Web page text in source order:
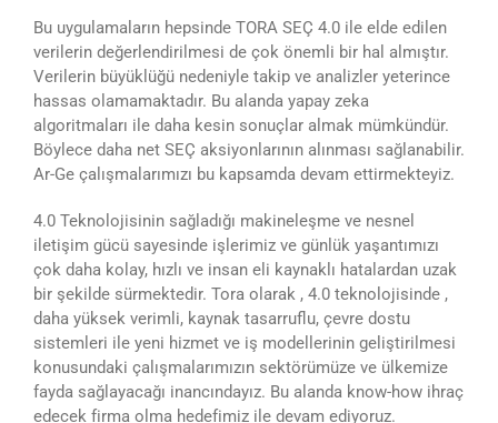
Bu uygulamaların hepsinde TORA SEÇ 4.0 ile elde edilen
verilerin değerlendirilmesi de çok önemli bir hal almıştır.
Verilerin büyüklüğü nedeniyle takip ve analizler yeterince
hassas olamamaktadır. Bu alanda yapay zeka
algoritmaları ile daha kesin sonuçlar almak mümkündür.
Böylece daha net SEÇ aksiyonlarının alınması sağlanabilir.
Ar-Ge çalışmalarımızı bu kapsamda devam ettirmekteyiz.
4.0 Teknolojisinin sağladığı makineleşme ve nesnel
iletişim gücü sayesinde işlerimiz ve günlük yaşantımızı
çok daha kolay, hızlı ve insan eli kaynaklı hatalardan uzak
bir şekilde sürmektedir. Tora olarak , 4.0 teknolojisinde ,
daha yüksek verimli, kaynak tasarruflu, çevre dostu
sistemleri ile yeni hizmet ve iş modellerinin geliştirilmesi
konusundaki çalışmalarımızın sektörümüze ve ülkemize
fayda sağlayacağı inancındayız. Bu alanda know-how ihraç
edecek firma olma hedefimiz ile devam ediyoruz.